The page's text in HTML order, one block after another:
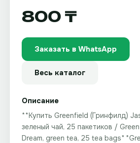
800 ₸
Заказать в WhatsApp
Весь каталог
Описание
**Купить Greenfield (Гринфилд)
зеленый чай, 25 пакетиков /
Dream, green tea, 25 tea bags**